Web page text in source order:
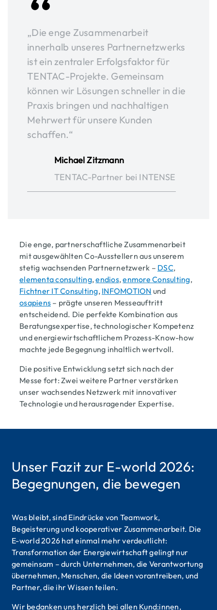
„Die enge Zusammenarbeit
innerhalb unseres Partnernetzwerks
ist ein zentraler Erfolgsfaktor für
TENTAC-Projekte. Gemeinsam
können wir Lösungen schneller in die
Praxis bringen und nachhaltigen
Mehrwert für unsere Kunden
schaffen.“
Michael Zitzmann
TENTAC-Partner bei INTENSE
Die enge, partnerschaftliche Zusammenarbeit
mit ausgewählten Co-Ausstellern aus unserem
stetig wachsenden Partnernetzwerk – DSC,
elementa consulting,endios,enmore Consulting,
Fichtner IT Consulting, INFOMOTION und
osapiens – prägte unseren Messeauftritt
entscheidend. Die perfekte Kombination aus
Beratungsexpertise, technologischer Kompetenz
und energiewirtschaftlichem Prozess-Know-how
machte jede Begegnung inhaltlich wertvoll.
Die positive Entwicklung setzt sich nach der
Messe fort: Zwei weitere Partner verstärken
unser wachsendes Netzwerk mit innovativer
Technologie und herausragender Expertise.
Unser Fazit zur E-world 2026:
Begegnungen, die bewegen
Was bleibt, sind Eindrücke von Teamwork,
Begeisterung und kooperativer Zusammenarbeit. Die
E-world 2026 hat einmal mehr verdeutlicht:
Transformation der Energiewirtschaft gelingt nur
gemeinsam – durch Unternehmen, die Verantwortung
übernehmen, Menschen, die Ideen vorantreiben, und
Partner, die ihr Wissen teilen.
Wir bedanken uns herzlich bei allen Kund:innen,